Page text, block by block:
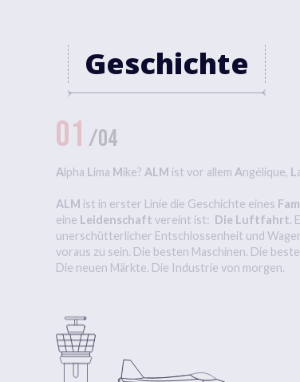
Geschichte
01 /04
Alpha Lima Mike? ALM ist vor allem Angélique, L
ALM ist in erster Linie die Geschichte eines
eine Leidenschaft vereint ist: Die Luftfahrt.
unerschütterlicher Entschlossenheit und
voraus zu sein. Die besten Maschinen. Die
Die neuen Märkte. Die Industrie von morgen.